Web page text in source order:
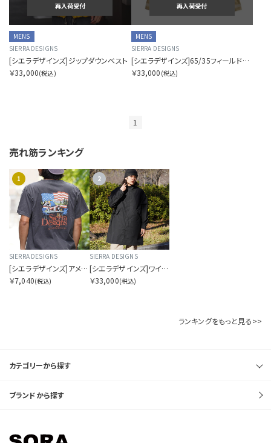
カラー展開を指定する
1色
全色
再入荷受付
MENS
SIERRA DESIGNS
[シエラデザインズ]ジップダウンベスト
￥33,000(税込)
再入荷受付
MENS
SIERRA DESIGNS
[シエラデザインズ]65/35フィールドパーカ
￥33,000 (税込)
1
売れ筋ランキング
1
SIERRA DESIGNS
[シエラデザインズ]アメリカンキャンプスタイルTシャツ
￥7,040(税込)
2
SIERRA DESIGNS
[シエラデザインズ]ワイドモッズコート
￥33,000(税込)
ランキングをもっと見る>>
カテゴリーから探す
ブランドから探す